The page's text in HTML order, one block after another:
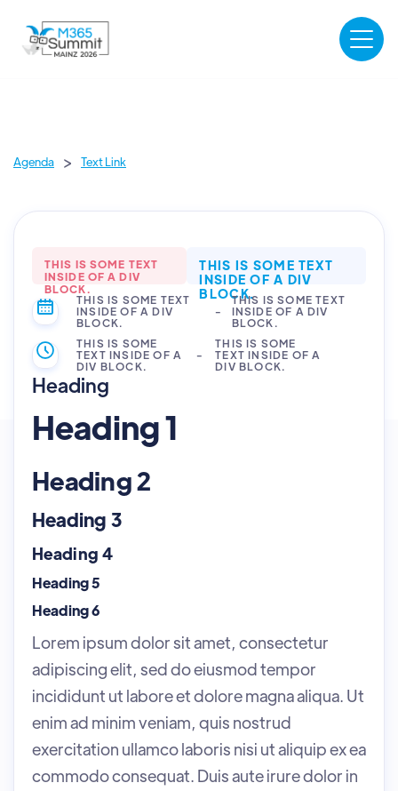
Agenda > Text Link
THIS IS SOME TEXT
INSIDE OF A DIV
BLOCK.
THIS IS SOME TEXT
INSIDE OF A DIV
BLOCK.
THIS IS SOME TEXT
INSIDE OF A DIV
BLOCK.
-
THIS IS SOME TEXT
INSIDE OF A DIV
BLOCK.
THIS IS SOME
TEXT INSIDE OF A
DIV BLOCK.
-
THIS IS SOME
TEXT INSIDE OF A
DIV BLOCK.
Heading
Heading 1
Heading 2
Heading 3
Heading 4
Heading 5
Heading 6
Lorem ipsum dolor sit amet, consectetur
adipiscing elit, sed do eiusmod tempor
incididunt ut labore et dolore magna aliqua. Ut
enim ad minim veniam, quis nostrud
exercitation ullamco laboris nisi ut aliquip ex ea
commodo consequat. Duis aute irure dolor in